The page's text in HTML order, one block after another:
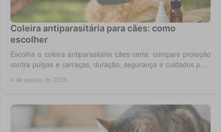
Coleira antiparasitária para cães: como
escolher
Escolha a coleira antiparasitária cães certa: compare proteção
contra pulgas e carraças, duração, segurança e cuidados para
4 de agosto de 2026